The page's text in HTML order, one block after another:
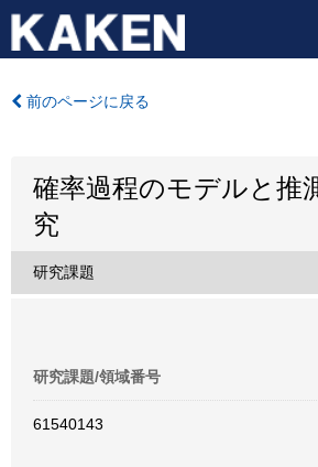
前のページに戻る
確率過程のモデルと推
究
研究課題
研究課題/領域番号
61540143